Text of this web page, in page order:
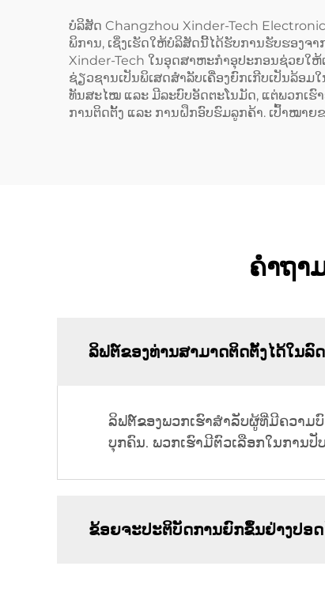
ບໍລິສັດ Changzhou Xinder-Tech
ພິການ, ເຊິ່ງເຮັດໃຫ້ບໍລິສັດນີ້ໄດ້ຮັບການຮັບຮອງຈ
Xinder-Tech ໃນອຸດສາຫະກຳອຸປະກອນຊ່ວຍໃ
ຊ່ຽວຊານເປັນພິເສດສຳລັບເຄື່ອງຍົກເກີບເປັນລ້ອ
ທັນສະໄໝ ແລະ ມີລະບົບອັດຕະໂນມັດ, ແຕ່ພວກເຮົ
ການຕິດຕັ້ງ ແລະ ການຝຶກອົບຮົມລູກຄ້າ. ເປົ້າໝາ
ຄຳຖາ
ລິຟຕ໌ຂອງທ່ານສາມາດຕິດຕັ້ງໄດ້ໃນລົ
ລິຟຕ໌ຂອງພວກເຮົາສຳລັບຜູ້ທີ່ມີຄວາມ
ບຸກຄົນ. ພວກເຮົາມີຕົວເລືອກໃນການ
ຂ້ອຍຈະປະຕິບັດການຍົກຂຶ້ນຢ່າງປອດ